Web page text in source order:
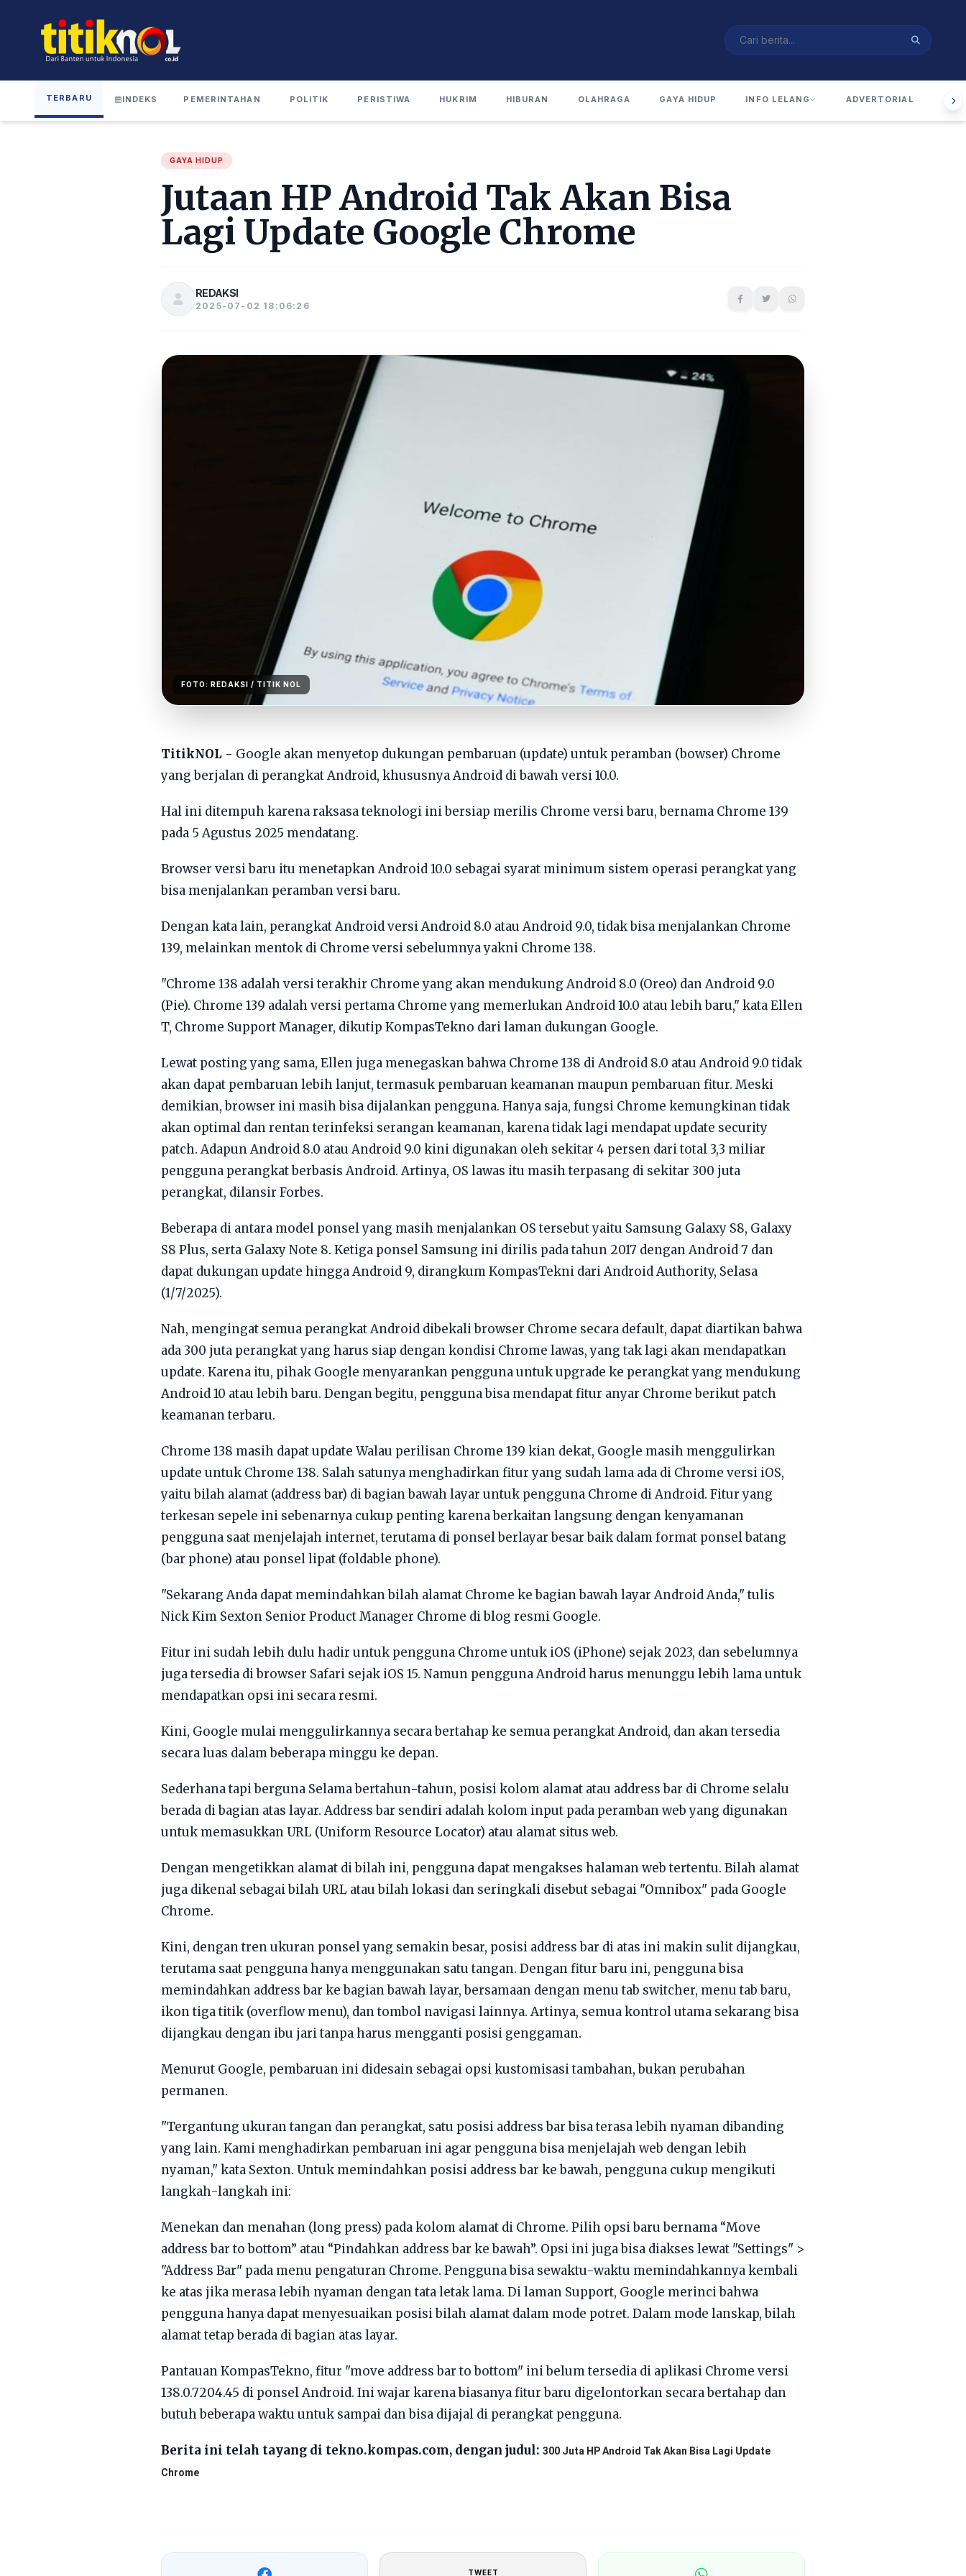
TERBARU INDEKS PEMERINTAHAN POLITIK PERISTIWA HUKRIM HIBURAN OLAHRAGA GAYA HIDUP INFO LELANG ADVERTORIAL
GAYA HIDUP
Jutaan HP Android Tak Akan Bisa
Lagi Update Google Chrome
REDAKSI
2025-07-02 18:06:26
FOTO: REDAKSI / TITIK NOL
TitikNOL - Google akan menyetop dukungan pembaruan (update) untuk peramban (bowser) Chrome
yang berjalan di perangkat Android, khususnya Android di bawah versi 10.0.
Hal ini ditempuh karena raksasa teknologi ini bersiap merilis Chrome versi baru, bernama Chrome 139
pada 5 Agustus 2025 mendatang.
Browser versi baru itu menetapkan Android 10.0 sebagai syarat minimum sistem operasi perangkat yang
bisa menjalankan peramban versi baru.
Dengan kata lain, perangkat Android versi Android 8.0 atau Android 9.0, tidak bisa menjalankan Chrome
139, melainkan mentok di Chrome versi sebelumnya yakni Chrome 138.
"Chrome 138 adalah versi terakhir Chrome yang akan mendukung Android 8.0 (Oreo) dan Android 9.0
(Pie). Chrome 139 adalah versi pertama Chrome yang memerlukan Android 10.0 atau lebih baru," kata Ellen
T, Chrome Support Manager, dikutip KompasTekno dari laman dukungan Google.
Lewat posting yang sama, Ellen juga menegaskan bahwa Chrome 138 di Android 8.0 atau Android 9.0 tidak
akan dapat pembaruan lebih lanjut, termasuk pembaruan keamanan maupun pembaruan fitur. Meski
demikian, browser ini masih bisa dijalankan pengguna. Hanya saja, fungsi Chrome kemungkinan tidak
akan optimal dan rentan terinfeksi serangan keamanan, karena tidak lagi mendapat update security
patch. Adapun Android 8.0 atau Android 9.0 kini digunakan oleh sekitar 4 persen dari total 3,3 miliar
pengguna perangkat berbasis Android. Artinya, OS lawas itu masih terpasang di sekitar 300 juta
perangkat, dilansir Forbes.
Beberapa di antara model ponsel yang masih menjalankan OS tersebut yaitu Samsung Galaxy S8, Galaxy
S8 Plus, serta Galaxy Note 8. Ketiga ponsel Samsung ini dirilis pada tahun 2017 dengan Android 7 dan
dapat dukungan update hingga Android 9, dirangkum KompasTekni dari Android Authority, Selasa
(1/7/2025).
Nah, mengingat semua perangkat Android dibekali browser Chrome secara default, dapat diartikan bahwa
ada 300 juta perangkat yang harus siap dengan kondisi Chrome lawas, yang tak lagi akan mendapatkan
update. Karena itu, pihak Google menyarankan pengguna untuk upgrade ke perangkat yang mendukung
Android 10 atau lebih baru. Dengan begitu, pengguna bisa mendapat fitur anyar Chrome berikut patch
keamanan terbaru.
Chrome 138 masih dapat update Walau perilisan Chrome 139 kian dekat, Google masih menggulirkan
update untuk Chrome 138. Salah satunya menghadirkan fitur yang sudah lama ada di Chrome versi iOS,
yaitu bilah alamat (address bar) di bagian bawah layar untuk pengguna Chrome di Android. Fitur yang
terkesan sepele ini sebenarnya cukup penting karena berkaitan langsung dengan kenyamanan
pengguna saat menjelajah internet, terutama di ponsel berlayar besar baik dalam format ponsel batang
(bar phone) atau ponsel lipat (foldable phone).
"Sekarang Anda dapat memindahkan bilah alamat Chrome ke bagian bawah layar Android Anda," tulis
Nick Kim Sexton Senior Product Manager Chrome di blog resmi Google.
Fitur ini sudah lebih dulu hadir untuk pengguna Chrome untuk iOS (iPhone) sejak 2023, dan sebelumnya
juga tersedia di browser Safari sejak iOS 15. Namun pengguna Android harus menunggu lebih lama untuk
mendapatkan opsi ini secara resmi.
Kini, Google mulai menggulirkannya secara bertahap ke semua perangkat Android, dan akan tersedia
secara luas dalam beberapa minggu ke depan.
Sederhana tapi berguna Selama bertahun-tahun, posisi kolom alamat atau address bar di Chrome selalu
berada di bagian atas layar. Address bar sendiri adalah kolom input pada peramban web yang digunakan
untuk memasukkan URL (Uniform Resource Locator) atau alamat situs web.
Dengan mengetikkan alamat di bilah ini, pengguna dapat mengakses halaman web tertentu. Bilah alamat
juga dikenal sebagai bilah URL atau bilah lokasi dan seringkali disebut sebagai "Omnibox" pada Google
Chrome.
Kini, dengan tren ukuran ponsel yang semakin besar, posisi address bar di atas ini makin sulit dijangkau,
terutama saat pengguna hanya menggunakan satu tangan. Dengan fitur baru ini, pengguna bisa
memindahkan address bar ke bagian bawah layar, bersamaan dengan menu tab switcher, menu tab baru,
ikon tiga titik (overflow menu), dan tombol navigasi lainnya. Artinya, semua kontrol utama sekarang bisa
dijangkau dengan ibu jari tanpa harus mengganti posisi genggaman.
Menurut Google, pembaruan ini didesain sebagai opsi kustomisasi tambahan, bukan perubahan
permanen.
"Tergantung ukuran tangan dan perangkat, satu posisi address bar bisa terasa lebih nyaman dibanding
yang lain. Kami menghadirkan pembaruan ini agar pengguna bisa menjelajah web dengan lebih
nyaman," kata Sexton. Untuk memindahkan posisi address bar ke bawah, pengguna cukup mengikuti
langkah-langkah ini:
Menekan dan menahan (long press) pada kolom alamat di Chrome. Pilih opsi baru bernama “Move
address bar to bottom” atau “Pindahkan address bar ke bawah”. Opsi ini juga bisa diakses lewat "Settings" >
"Address Bar" pada menu pengaturan Chrome. Pengguna bisa sewaktu-waktu memindahkannya kembali
ke atas jika merasa lebih nyaman dengan tata letak lama. Di laman Support, Google merinci bahwa
pengguna hanya dapat menyesuaikan posisi bilah alamat dalam mode potret. Dalam mode lanskap, bilah
alamat tetap berada di bagian atas layar.
Pantauan KompasTekno, fitur "move address bar to bottom" ini belum tersedia di aplikasi Chrome versi
138.0.7204.45 di ponsel Android. Ini wajar karena biasanya fitur baru digelontorkan secara bertahap dan
butuh beberapa waktu untuk sampai dan bisa dijajal di perangkat pengguna.
Berita ini telah tayang di tekno.kompas.com, dengan judul: 300 Juta HP Android Tak Akan Bisa Lagi Update
Chrome
TWEET